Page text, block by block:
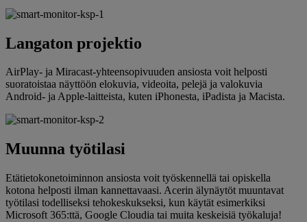
Langaton projektio
AirPlay- ja Miracast-yhteensopivuuden ansiosta voit helposti
suoratoistaa näyttöön elokuvia, videoita, pelejä ja valokuvia
Android- ja Apple-laitteista, kuten iPhonesta, iPadista ja Macista.
Muunna työtilasi
Etätietokonetoiminnon ansiosta voit työskennellä tai opiskella
kotona helposti ilman kannettavaasi. Acerin älynäytöt muuntavat
työtilasi todelliseksi tehokeskukseksi, kun käytät esimerkiksi
Microsoft 365:ttä, Google Cloudia tai muita keskeisiä työkaluja!